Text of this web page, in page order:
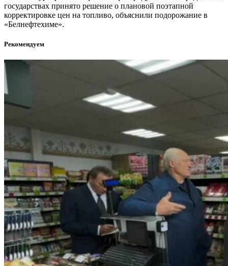
государствах принято решение о плановой поэтапной
корректировке цен на топливо, объяснили подорожание в
«Белнефтехиме».
Рекомендуем